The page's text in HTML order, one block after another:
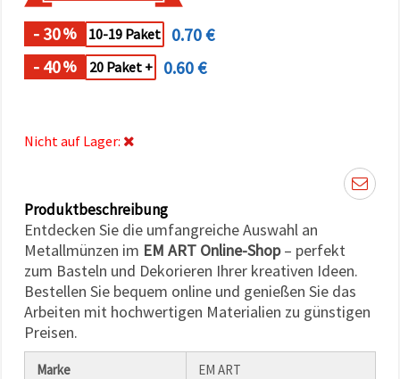
individuell
festlegen.
Ihre
Einwilligung
widerrufen.
Richtlinie
Alle
akzeptieren
Cookie-
Einstellungen
- 30% 10-19 Paket
0.70 €
- 40% 20 Paket + 0.60 €
Nicht auf Lager:
Produktbeschreibung
Entdecken Sie die umfangreiche Auswahl an
Metallmünzen im EM ART Online-Shop– perfekt
zum Basteln und Dekorieren Ihrer kreativen Ideen.
Bestellen Sie bequem online und genießen Sie das
Arbeiten mit hochwertigen Materialien zu günstigen
Preisen.
Marke EM ART